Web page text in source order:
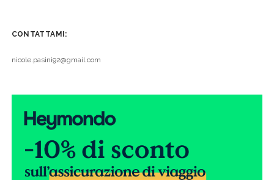
CONTATTAMI:
nicole.pasini92@gmail.com